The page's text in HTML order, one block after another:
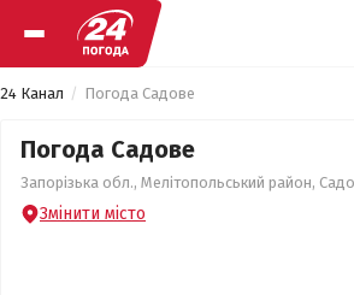
24 Канал Погода Садове
Погода Садове
Запорізька обл., Мелітопольський район,
Змінити місто